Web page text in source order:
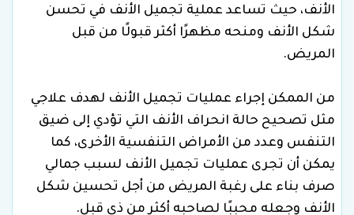
الأنف، حيث تساعد عملية تجميل الأنف في تحسن
شكل الأنف ومنحه مظهرًا أكثر قبولًا من قبل
المريض.
من الممكن إجراء عمليات تجميل الأنف لهدف علاجي
مثل تصحيح حالة انحراف الأنف التي تؤدي إلى ضيق
التنفس وعدد من الأمراض التنفسية الأخرى، كما
يمكن أن تجرى عمليات تجميل الأنف لسبب جمالي
صرف بناء على رغبة المريض من أجل تحسين شكل
الأنف وجعله محببًا لصاحبه أكثر من ذي قبل.